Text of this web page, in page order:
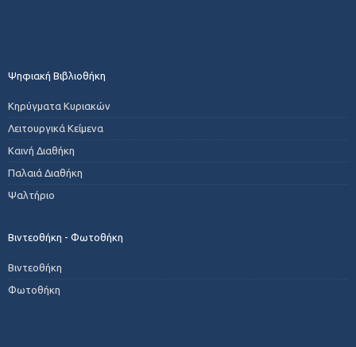
Ψηφιακή Βιβλιοθήκη
Κηρύγματα Κυριακών
Λειτουργικά Κείμενα
Καινή Διαθήκη
Παλαιά Διαθήκη
Ψαλτήριο
Βιντεοθήκη - Φωτοθήκη
Βιντεοθήκη
Φωτοθήκη